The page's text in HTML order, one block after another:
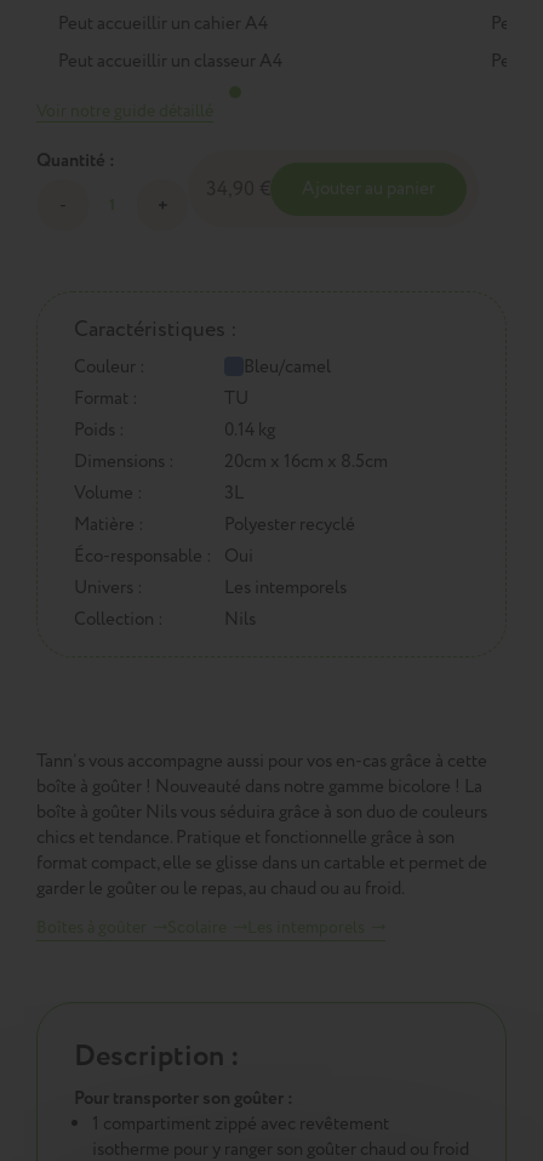
Peut accueillir un cahier A4
Peut accueillir un classeur A4
Peut
Peut
Quantité :
Caractéristiques :
Couleur :
Bleu/camel
Format :
TU
Poids :
0.14 kg
Dimensions :
20cm x 16cm x 8.5cm
Volume :
3L
Matière :
Polyester recyclé
Éco-responsable :
Oui
Univers :
Les intemporels
Collection :
Nils
Tann’s vous accompagne aussi pour vos en-cas grâce à cette
boîte à goûter ! Nouveauté dans notre gamme bicolore ! La
boîte à goûter Nils vous séduira grâce à son duo de couleurs
chics et tendance. Pratique et fonctionnelle grâce à son
format compact, elle se glisse dans un cartable et permet de
garder le goûter ou le repas, au chaud ou au froid.
Description :
Pour transporter son goûter :
1 compartiment zippé avec revêtement
isotherme pour y ranger son goûter chaud ou froid